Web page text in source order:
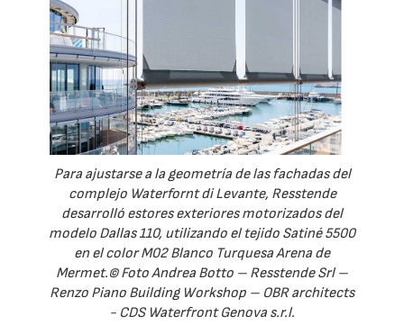
Para ajustarse a la geometría de las fachadas del
complejo Waterfornt di Levante, Resstende
desarrolló estores exteriores motorizados del
modelo Dallas 110, utilizando el tejido Satiné 5500
en el color M02 Blanco Turquesa Arena de
Mermet.© Foto Andrea Botto – Resstende Srl –
Renzo Piano Building Workshop – OBR architects
- CDS Waterfront Genova s.r.l.